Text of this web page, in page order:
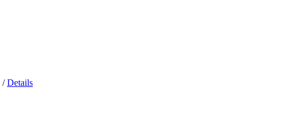
/ Details